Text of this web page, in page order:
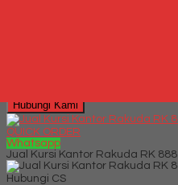
Hubungi Kami
QUICK ORDER
Whatsapp
Jual Kursi Kantor Rakuda RK 888
Hubungi CS